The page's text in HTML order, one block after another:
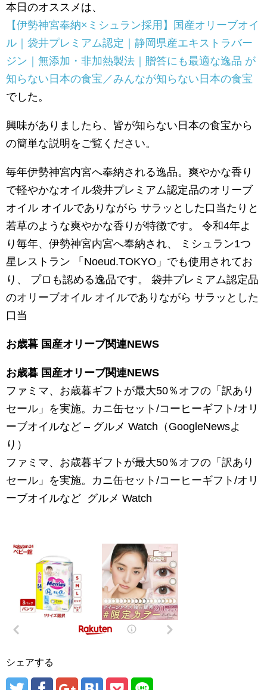
本日のオススメは、
【伊勢神宮奉納×ミシュラン採用】国産オリーブオイ
ル｜袋井プレミアム認定｜静岡県産エキストラバー
ジン｜無添加・非加熱製法｜贈答にも最適な逸品 が
知らない日本の食宝／みんなが知らない日本の食宝
でした。
興味がありましたら、皆が知らない日本の食宝から
の簡単な説明をご覧ください。
毎年伊勢神宮内宮へ奉納される逸品。爽やかな香り
で軽やかなオイル袋井プレミアム認定品のオリーブ
オイル オイルでありながら サラッとした口当たりと
若草のような爽やかな香りが特徴です。 令和4年よ
り毎年、伊勢神宮内宮へ奉納され、 ミシュラン1つ
星レストラン 「Noeud.TOKYO」でも使用されてお
り、 プロも認める逸品です。 袋井プレミアム認定品
のオリーブオイル オイルでありながら サラッとした
口当
お歳暮 国産オリーブ関連NEWS
お歳暮 国産オリーブ関連NEWS
ファミマ、お歳暮ギフトが最大50％オフの「訳あり
セール」を実施。カニ缶セット/コーヒーギフト/オリ
ーブオイルなど – グルメ Watch（GoogleNewsよ
り）
ファミマ、お歳暮ギフトが最大50％オフの「訳あり
セール」を実施。カニ缶セット/コーヒーギフト/オリ
ーブオイルなど グルメ Watch
シェアする